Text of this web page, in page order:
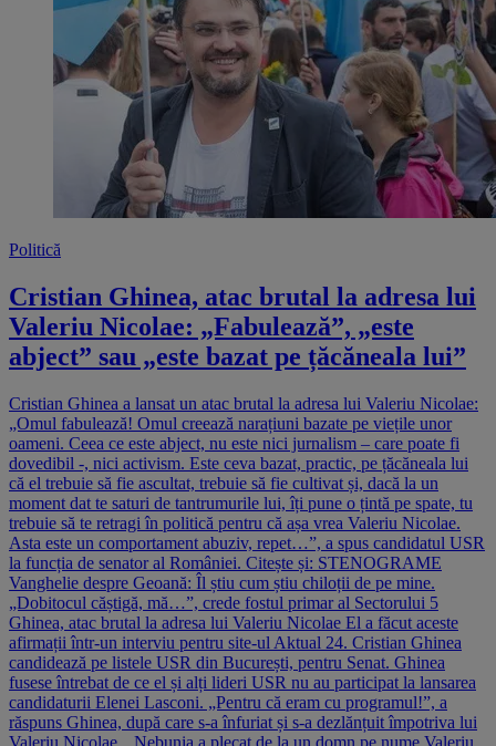
Politică
Cristian Ghinea, atac brutal la adresa lui
Valeriu Nicolae: „Fabulează”, „este
abject” sau „este bazat pe țăcăneala lui”
Cristian Ghinea a lansat un atac brutal la adresa lui Valeriu Nicolae:
„Omul fabulează! Omul creează narațiuni bazate pe viețile unor
oameni. Ceea ce este abject, nu este nici jurnalism – care poate fi
dovedibil -, nici activism. Este ceva bazat, practic, pe țăcăneala lui
că el trebuie să fie ascultat, trebuie să fie cultivat și, dacă la un
moment dat te saturi de tantrumurile lui, îți pune o țintă pe spate, tu
trebuie să te retragi în politică pentru că așa vrea Valeriu Nicolae.
Asta este un comportament abuziv, repet…”, a spus candidatul USR
la funcția de senator al României. Citește și: STENOGRAME
Vanghelie despre Geoană: Îl știu cum știu chiloții de pe mine.
„Dobitocul căștigă, mă…”, crede fostul primar al Sectorului 5
Ghinea, atac brutal la adresa lui Valeriu Nicolae El a făcut aceste
afirmații într-un interviu pentru site-ul Aktual 24. Cristian Ghinea
candidează pe listele USR din București, pentru Senat. Ghinea
fusese întrebat de ce el și alți lideri USR nu au participat la lansarea
candidaturii Elenei Lasconi. „Pentru că eram cu programul!”, a
răspuns Ghinea, după care s-a înfuriat și s-a dezlănțuit împotriva lui